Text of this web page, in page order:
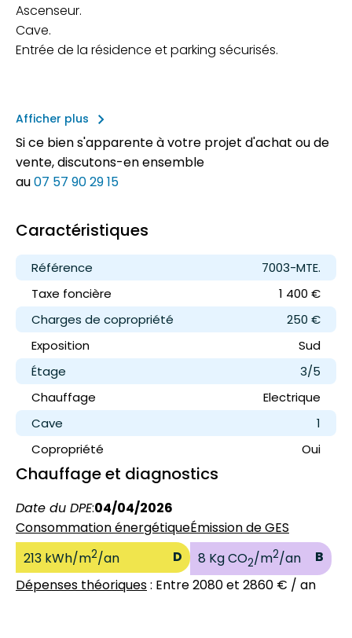
Ascenseur.
Cave.
Entrée de la résidence et parking sécurisés.
Afficher plus keyboard_arrow_right
Si ce bien s'apparente à votre projet d'achat ou de
vente, discutons-en ensemble
au07 57 90 29 15
Caractéristiques
Référence
7003-MTE.
Taxe foncière
1 400 €
Charges de copropriété
250 €
Exposition
Sud
Étage
3/5
Chauffage
Electrique
Cave
1
Copropriété
Oui
Chauffage et diagnostics
Date du DPE:04/04/2026
Consommation énergétique
213 kWh/m2/an D
Émission de GES
8 Kg CO2/m2/an
B
Dépenses théoriques: Entre 2080 et 2860 € / an